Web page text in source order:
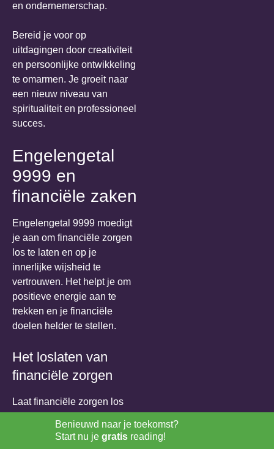
en ondernemerschap.
Bereid je voor op
uitdagingen door creativiteit
en persoonlijke ontwikkeling
te omarmen. Je groeit naar
een nieuw niveau van
spiritualiteit en professioneel
succes.
Engelengetal
9999 en
financiële zaken
Engelengetal 9999 moedigt
je aan om financiële zorgen
los te laten en op je
innerlijke wijsheid te
vertrouwen. Het helpt je om
positieve energie aan te
trekken en je financiële
doelen helder te stellen.
Het loslaten van
financiële zorgen
Laat financiële zorgen los
in je innerlijke kracht en
Benieuwd naar je toekomst?
Start nu je gratis reading!